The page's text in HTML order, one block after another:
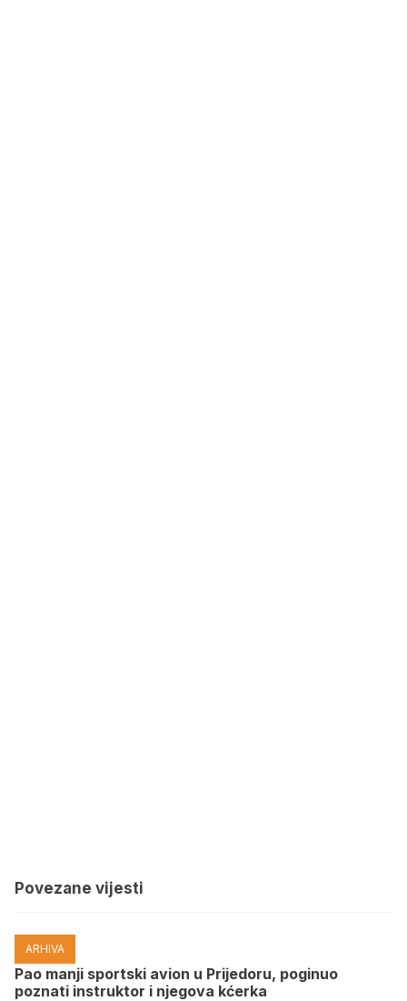
Povezane vijesti
ARHIVA
Pao manji sportski avion u Prijedoru, poginuo
poznati instruktor i njegova kćerka